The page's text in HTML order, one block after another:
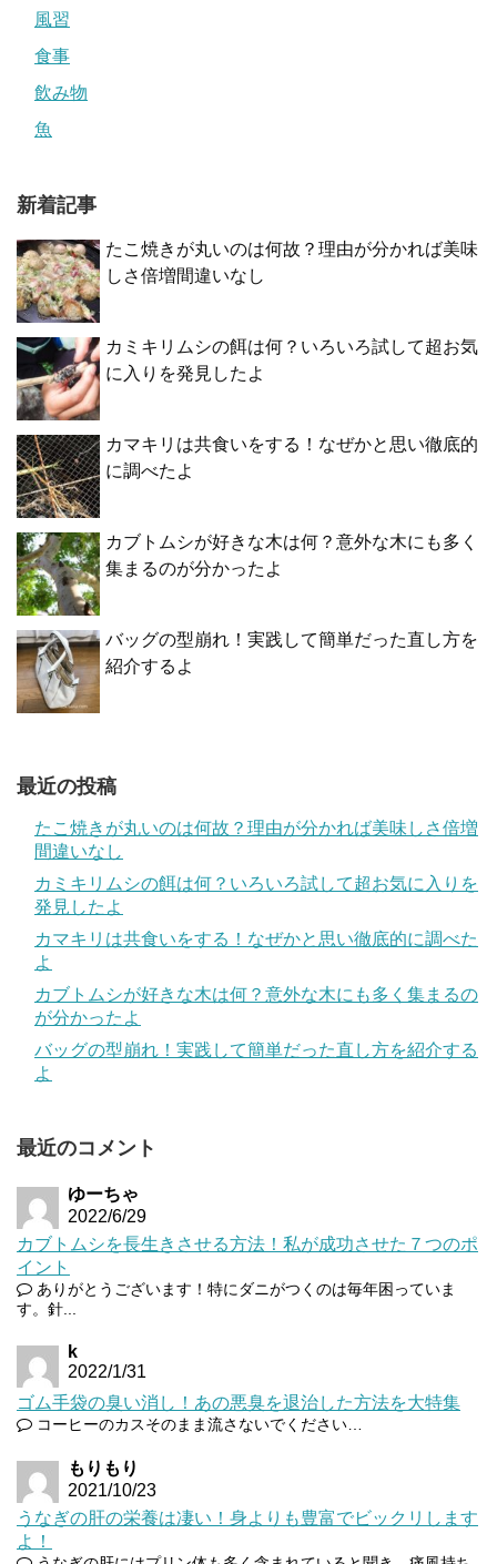
風習
食事
飲み物
魚
新着記事
たこ焼きが丸いのは何故？理由が分かれば美味
しさ倍増間違いなし
カミキリムシの餌は何？いろいろ試して超お気
に入りを発見したよ
カマキリは共食いをする！なぜかと思い徹底的
に調べたよ
カブトムシが好きな木は何？意外な木にも多く
集まるのが分かったよ
バッグの型崩れ！実践して簡単だった直し方を
紹介するよ
最近の投稿
たこ焼きが丸いのは何故？理由が分かれば美味しさ倍増
間違いなし
カミキリムシの餌は何？いろいろ試して超お気に入りを
発見したよ
カマキリは共食いをする！なぜかと思い徹底的に調べた
よ
カブトムシが好きな木は何？意外な木にも多く集まるの
が分かったよ
バッグの型崩れ！実践して簡単だった直し方を紹介する
よ
最近のコメント
ゆーちゃ
2022/6/29
カブトムシを長生きさせる方法！私が成功させた７つのポ
イント
ありがとうございます！特にダニがつくのは毎年困っていま
す。針...
k
2022/1/31
ゴム手袋の臭い消し！あの悪臭を退治した方法を大特集
コーヒーのカスそのまま流さないでください…
もりもり
2021/10/23
うなぎの肝の栄養は凄い！身よりも豊富でビックリします
よ！